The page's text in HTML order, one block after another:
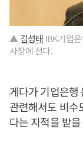
▲ 김성태 IBK기업
사장에 선다.
게다가 기업은행
관련해서도 비수
다는 지적을 받